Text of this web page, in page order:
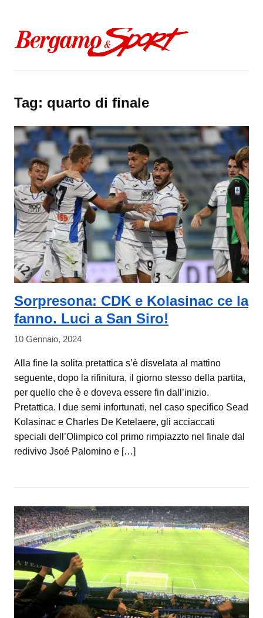
Tag: quarto di finale
Sorpresona: CDK e Kolasinac ce la
fanno. Luci a San Siro!
10 Gennaio, 2024
Alla fine la solita pretattica s’è disvelata al mattino
seguente, dopo la rifinitura, il giorno stesso della partita,
per quello che è e doveva essere fin dall’inizio.
Pretattica. I due semi infortunati, nel caso specifico Sead
Kolasinac e Charles De Ketelaere, gli acciaccati
speciali dell’Olimpico col primo rimpiazzto nel finale dal
redivivo Jsoé Palomino e […]